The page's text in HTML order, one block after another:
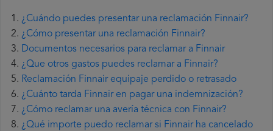
¿Cuándo puedes presentar una reclamación Finnair?
¿Cómo presentar una reclamación Finnair?
Documentos necesarios para reclamar a Finnair
¿Que otros gastos puedes reclamar a Finnair?
Reclamación Finnair equipaje perdido o retrasado
¿Cuánto tarda Finnair en pagar una indemnización?
¿Cómo reclamar una avería técnica con Finnair?
¿Qué importe puedo reclamar si Finnair ha cancelado